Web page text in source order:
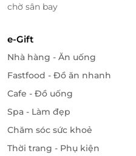
chờ sân bay
e-Gift
Nhà hàng - Ăn uống
Fastfood - Đồ ăn nhanh
Cafe - Đồ uống
Spa - Làm đẹp
Chăm sóc sức khoẻ
Thời trang - Phụ kiện